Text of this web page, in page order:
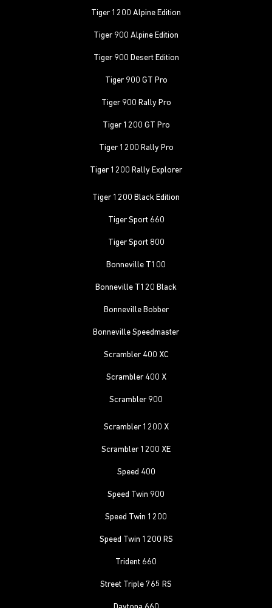
Tiger 1200 Alpine Edition
Tiger 900 Alpine Edition
Tiger 900 Desert Edition
Tiger 900 GT Pro
Tiger 900 Rally Pro
Tiger 1200 GT Pro
Tiger 1200 Rally Pro
Tiger 1200 Rally Explorer
Tiger 1200 Black Edition
Tiger Sport 660
Tiger Sport 800
Bonneville T100
Bonneville T120 Black
Bonneville Bobber
Bonneville Speedmaster
Scrambler 400 XC
Scrambler 400 X
Scrambler 900
Scrambler 1200 X
Scrambler 1200 XE
Speed 400
Speed Twin 900
Speed Twin 1200
Speed Twin 1200 RS
Trident 660
Street Triple 765 RS